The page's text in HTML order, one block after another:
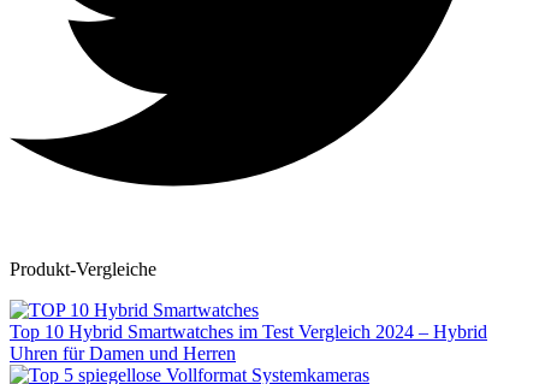
Produkt-Vergleiche
Top 10 Hybrid Smartwatches im Test Vergleich 2024 – Hybrid
Uhren für Damen und Herren